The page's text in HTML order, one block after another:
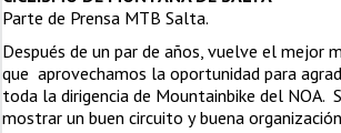
Parte de Prensa MTB Salta.
Después de un par de años, vuelve el mejor
que aprovechamos la oportunidad para
toda la dirigencia de Mountainbike del
mostrar un buen circuito y buena